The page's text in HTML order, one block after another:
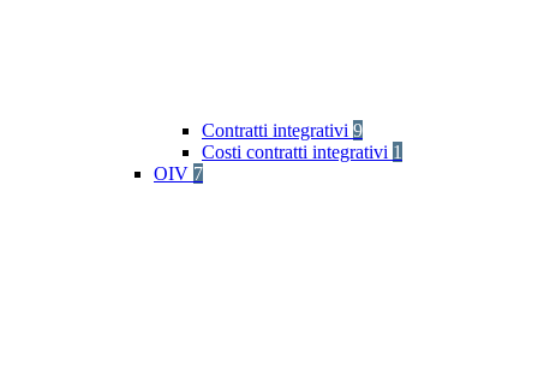
Contratti integrativi 9
Costi contratti integrativi 1
OIV 7